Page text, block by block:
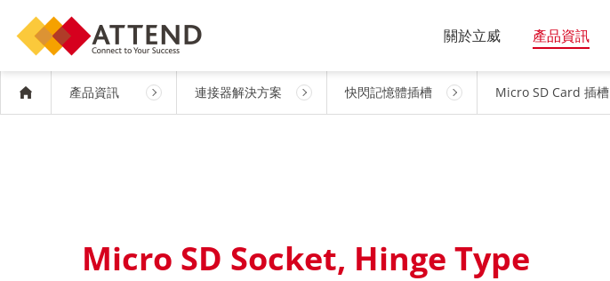
關於立威 產品資訊
產品資訊 連接器解決方案 快閃記憶體插槽 Micro SD Card 插槽
Micro SD Socket, Hinge Type